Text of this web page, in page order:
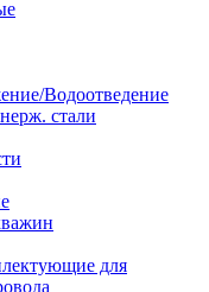
Водоотведение
стали
для